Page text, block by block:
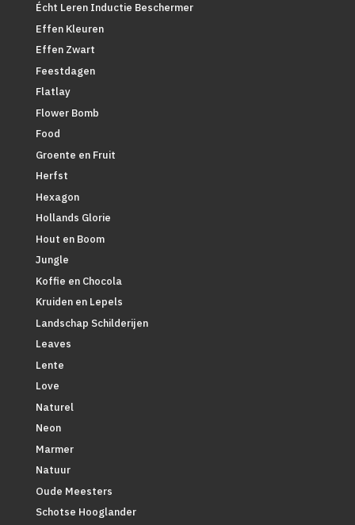
Écht Leren Inductie Beschermer
Effen Kleuren
Effen Zwart
Feestdagen
Flatlay
Flower Bomb
Food
Groente en Fruit
Herfst
Hexagon
Hollands Glorie
Hout en Boom
Jungle
Koffie en Chocola
Kruiden en Lepels
Landschap Schilderijen
Leaves
Lente
Love
Naturel
Neon
Marmer
Natuur
Oude Meesters
Schotse Hooglander